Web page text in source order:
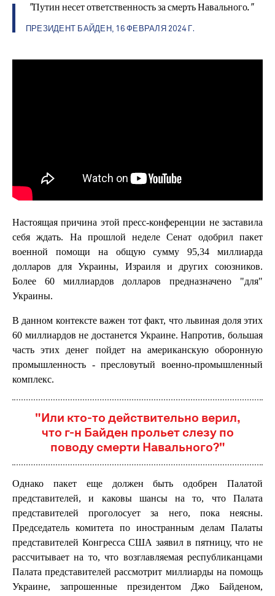
"Путин несет ответственность за смерть Навального."
ПРЕЗИДЕНТ БАЙДЕН, 16 ФЕВРАЛЯ 2024 Г .
Настоящая причина этой пресс-конференции не заставила
себя ждать. На прошлой неделе Сенат одобрил пакет
военной помощи на общую сумму 95,34 миллиарда
долларов для Украины, Израиля и других союзников.
Более 60 миллиардов долларов предназначено "для"
Украины.
В данном контексте важен тот факт, что львиная доля этих
60 миллиардов не достанется Украине. Напротив, большая
часть этих денег пойдет на американскую оборонную
промышленность - пресловутый военно-промышленный
комплекс.
"Или кто-то действительно верил,
что г-н Байден прольет слезу по
поводу смерти Навального?"
Однако пакет еще должен быть одобрен Палатой
представителей, и каковы шансы на то, что Палата
представителей проголосует за него, пока неясны.
Председатель комитета по иностранным делам Палаты
представителей Конгресса США заявил в пятницу, что не
рассчитывает на то, что возглавляемая республиканцами
Палата представителей рассмотрит миллиарды на помощь
Украине, запрошенные президентом Джо Байденом,